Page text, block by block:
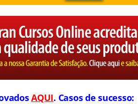
AQUI. Casos de sucesso: